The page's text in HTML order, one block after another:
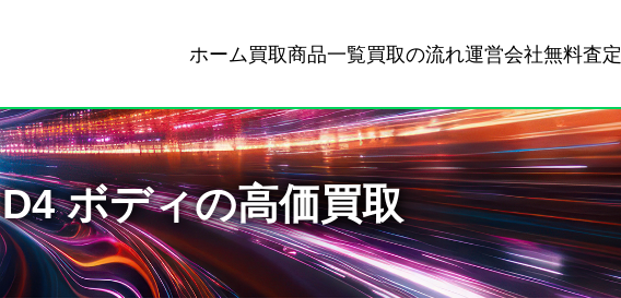
ホーム買取商品一覧買取の流れ運営会社無料査定
D4 ボディの高価買取